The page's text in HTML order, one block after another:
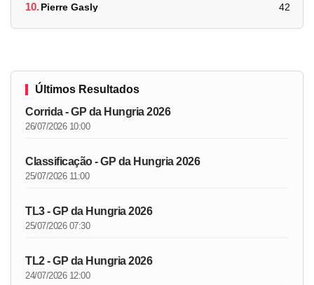
10.Pierre Gasly 42
Últimos Resultados
Corrida - GP da Hungria 2026
26/07/2026 10:00
Classificação - GP da Hungria 2026
25/07/2026 11:00
TL3 - GP da Hungria 2026
25/07/2026 07:30
TL2 - GP da Hungria 2026
24/07/2026 12:00